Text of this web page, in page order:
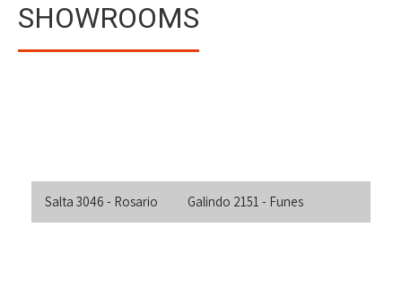
SHOWROOMS
Salta 3046 - Rosario Galindo 2151 - Funes